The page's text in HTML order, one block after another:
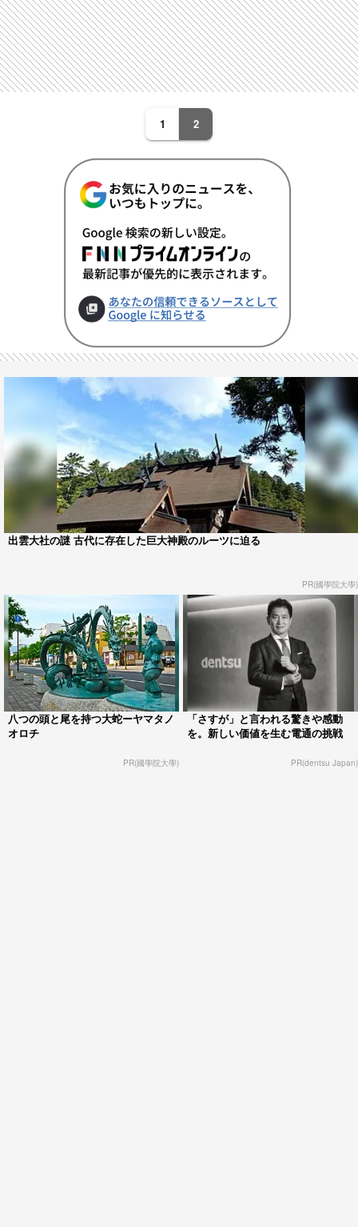
1 2
出雲大社の謎 古代に存在した巨大神殿のルーツに迫る
PR(國學院大學)
八つの頭と尾を持つ大蛇ーヤマタノ
オロチ
PR(國學院大學)
「さすが」と言われる驚きや感動
を。新しい価値を生む電通の挑戦
PR(dentsu Japan)